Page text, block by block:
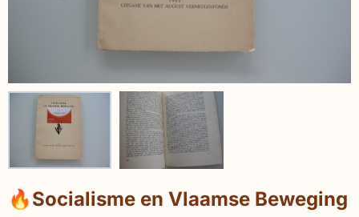
🔥Socialisme en Vlaamse Beweging